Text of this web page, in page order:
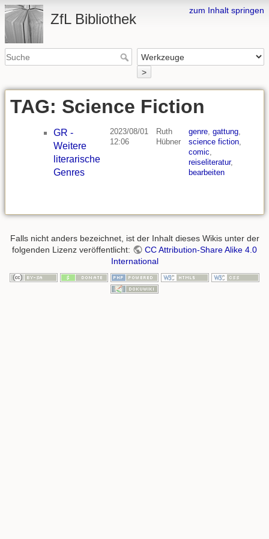
zum Inhalt springen
ZfL Bibliothek
>
TAG: Science Fiction
GR -
Weitere
literarische
Genres
2023/08/01
12:06
Ruth
Hübner
genre, gattung,
science fiction,
comic,
reiseliteratur,
bearbeiten
Falls nicht anders bezeichnet, ist der Inhalt dieses Wikis unter der
folgenden Lizenz veröffentlicht:
CC Attribution-Share Alike 4.0
International